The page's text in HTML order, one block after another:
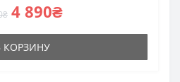
4 890₴
КОРЗИНУ